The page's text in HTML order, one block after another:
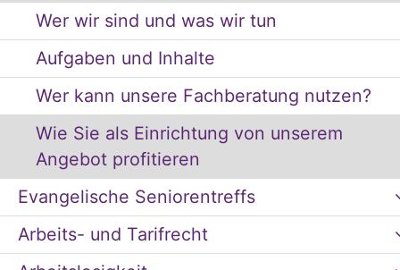
Wer wir sind und was wir tun
Aufgaben und Inhalte
Wer kann unsere Fachberatung nutzen?
Wie Sie als Einrichtung von unserem
Angebot profitieren
Evangelische Seniorentreffs
Arbeits- und Tarifrecht